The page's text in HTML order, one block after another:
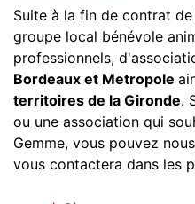
Suite à la fin de contrat
groupe local bénévole
professionnels,
Bordeaux et Metropole
territoires de la Gironde.
ou une association qui
Gemme, vous pouvez
vous contactera dans les